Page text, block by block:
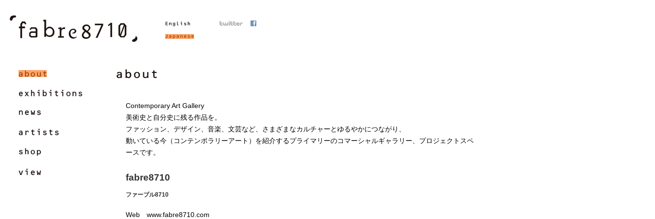
Contemporary Art Gallery
美術史と自分史に残る作品を。
ファッション、デザイン、音楽、文芸など、さまざまなカルチャーとゆるやかにつながり、
動いている今（コンテンポラリーアート）を紹介するプライマリーのコマーシャルギャラリー、プロジェクトスペ
ースです。
fabre8710
ファーブル8710
Web www.fabre8710.com